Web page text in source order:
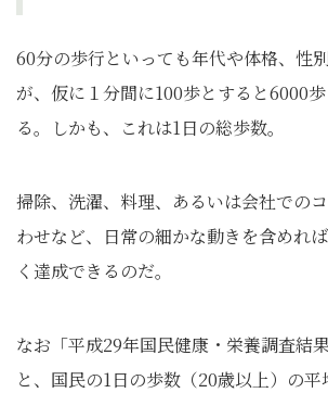
60分の歩行といっても年代や体格、性
が、仮に１分間に100歩とすると6000
る。しかも、これは1日の総歩数。
掃除、洗濯、料理、あるいは会社での
わせなど、日常の細かな動きを含めれ
く達成できるのだ。
なお「平成29年国民健康・栄養調査結
と、国民の1日の歩数（20歳以上）の